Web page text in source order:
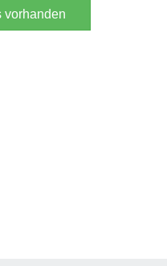
vorhanden